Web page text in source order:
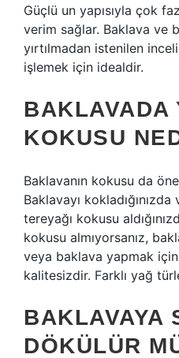
Güçlü un yapısıyla çok
verim sağlar. Baklava ve
yırtılmadan istenilen
işlemek için idealdir.
BAKLAVADA
KOKUSU
Baklavanın kokusu da
Baklavayı
tereyağı kokusu
kokusu almıyorsanız,
veya baklava yapmak için
kalitesizdir. Farklı yağ
BAKLAVAYA
DÖKÜLÜR